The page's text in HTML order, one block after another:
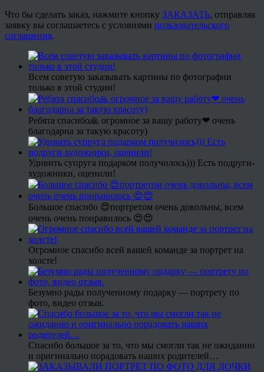
Что бы сделать заказ, нажмите кнопку ЗАКАЗАТЬ, отправляя
заявку вы соглашаетесь с условиями пользовательского
соглашения.
Всем советую заказывать картины по фотографии
только в этой студии!
Ребята спасибо🙏 огромное за вашу работу❤ очень
благодарна за такую красоту)
Удивить супруга подарком получилось))) Есть подруги-
художники, оценили!
Большое спасибо 😍портретом очень довольны, всем
очень очень понравилось 😍😍
Огромное спасибо всей вашей команде за портрет на
холсте!
Безумно рады полученному подарку — портрету по
фото, видео отзыв.
Спасибо большое за то, что мы смогли так не ожиданно
и оригинально порадовать наших родителей…